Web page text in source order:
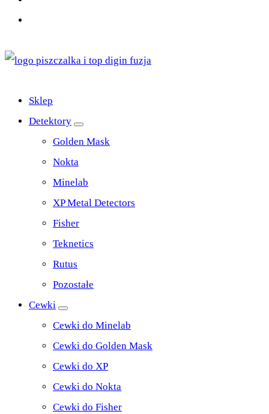
Top Digin Sklep z Wykrywaczami Stworzony Przez
Sklep
Detektory
Golden Mask
Nokta
Minelab
XP Metal Detectors
Fisher
Teknetics
Rutus
Pozostałe
Cewki
Cewki do Minelab
Cewki do Golden Mask
Cewki do XP
Cewki do Nokta
Cewki do Fisher